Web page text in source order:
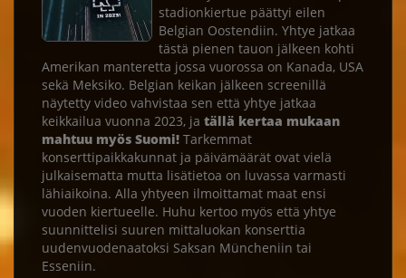
stadionkiertue päättyi eilen
Belgian Oostendiin. Yhtye jatkaa
tästä pienen tauon jälkeen kohti
Amerikan manteretta jossa vuorossa on Kanada, USA
sekä Meksiko. Belgian keikan jälkeen screenillä
näytetty video vahvistaa sen että yhtye jatkaa
keikkailua vuonna 2023, ja tällä kertaa mukaan
mahtuu myös Suomi! Tarkemmat
konserttipaikkakunnat ja päivämäärät ovat vielä
julkaisematta mutta lisätietoa on luvassa varmasti
lähiaikoina. Alla yhtyeen ilmoittamat maat ensi
vuoden kiertueelle. Huhu kertoo myös että yhtye
suunnittelisi suuren mittaluokan konserttia
uudenvuodenaatoksi Saksan Müncheniin tai
Esseniin.